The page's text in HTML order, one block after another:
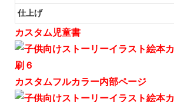
仕上げ
カスタム児童書
カスタムフルカラー内部ページ